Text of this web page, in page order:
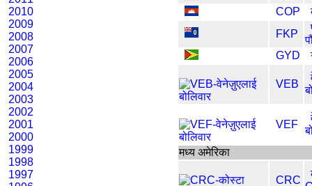
2010
2009
2008
2007
2006
2005
2004
2003
2002
2001
2000
1999
1998
1997
COP
FKP
GYD
VEB
VEF
मध्य अमेरिका
CRC